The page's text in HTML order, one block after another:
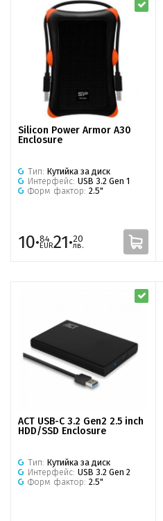
Silicon Power Armor A30
Enclosure
Тип: Кутийка за диск
Интерфейс: USB 3.2 Gen 1
Форм фактор: 2.5"
10·84
EUR21·20
лв.
ACT USB-C 3.2 Gen2 2.5 inch
HDD/SSD Enclosure
Тип: Кутийка за диск
Интерфейс: USB 3.2 Gen 2
Форм фактор: 2.5"